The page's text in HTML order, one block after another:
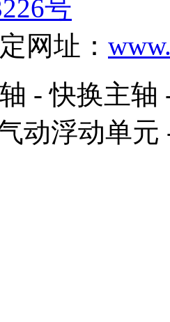
号
网址：
- 快换主
动浮动单